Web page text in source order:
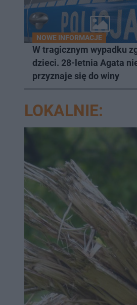
NOWE INFORMACJE
W tragicznym wypadku
dzieci. 28-letnia Agata
przyznaje się do winy
LOKALNIE: